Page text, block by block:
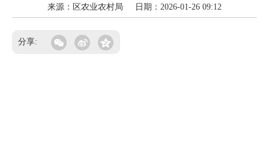
来源：区农业农村局 日期：2026-01-26 09:12
分享: